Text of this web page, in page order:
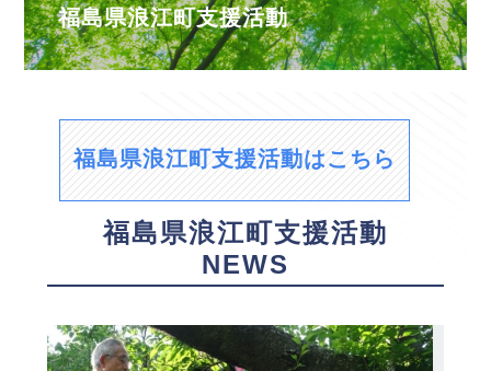
福島県浪江町支援活動
福島県浪江町支援活動はこちら
福島県浪江町支援活動
NEWS